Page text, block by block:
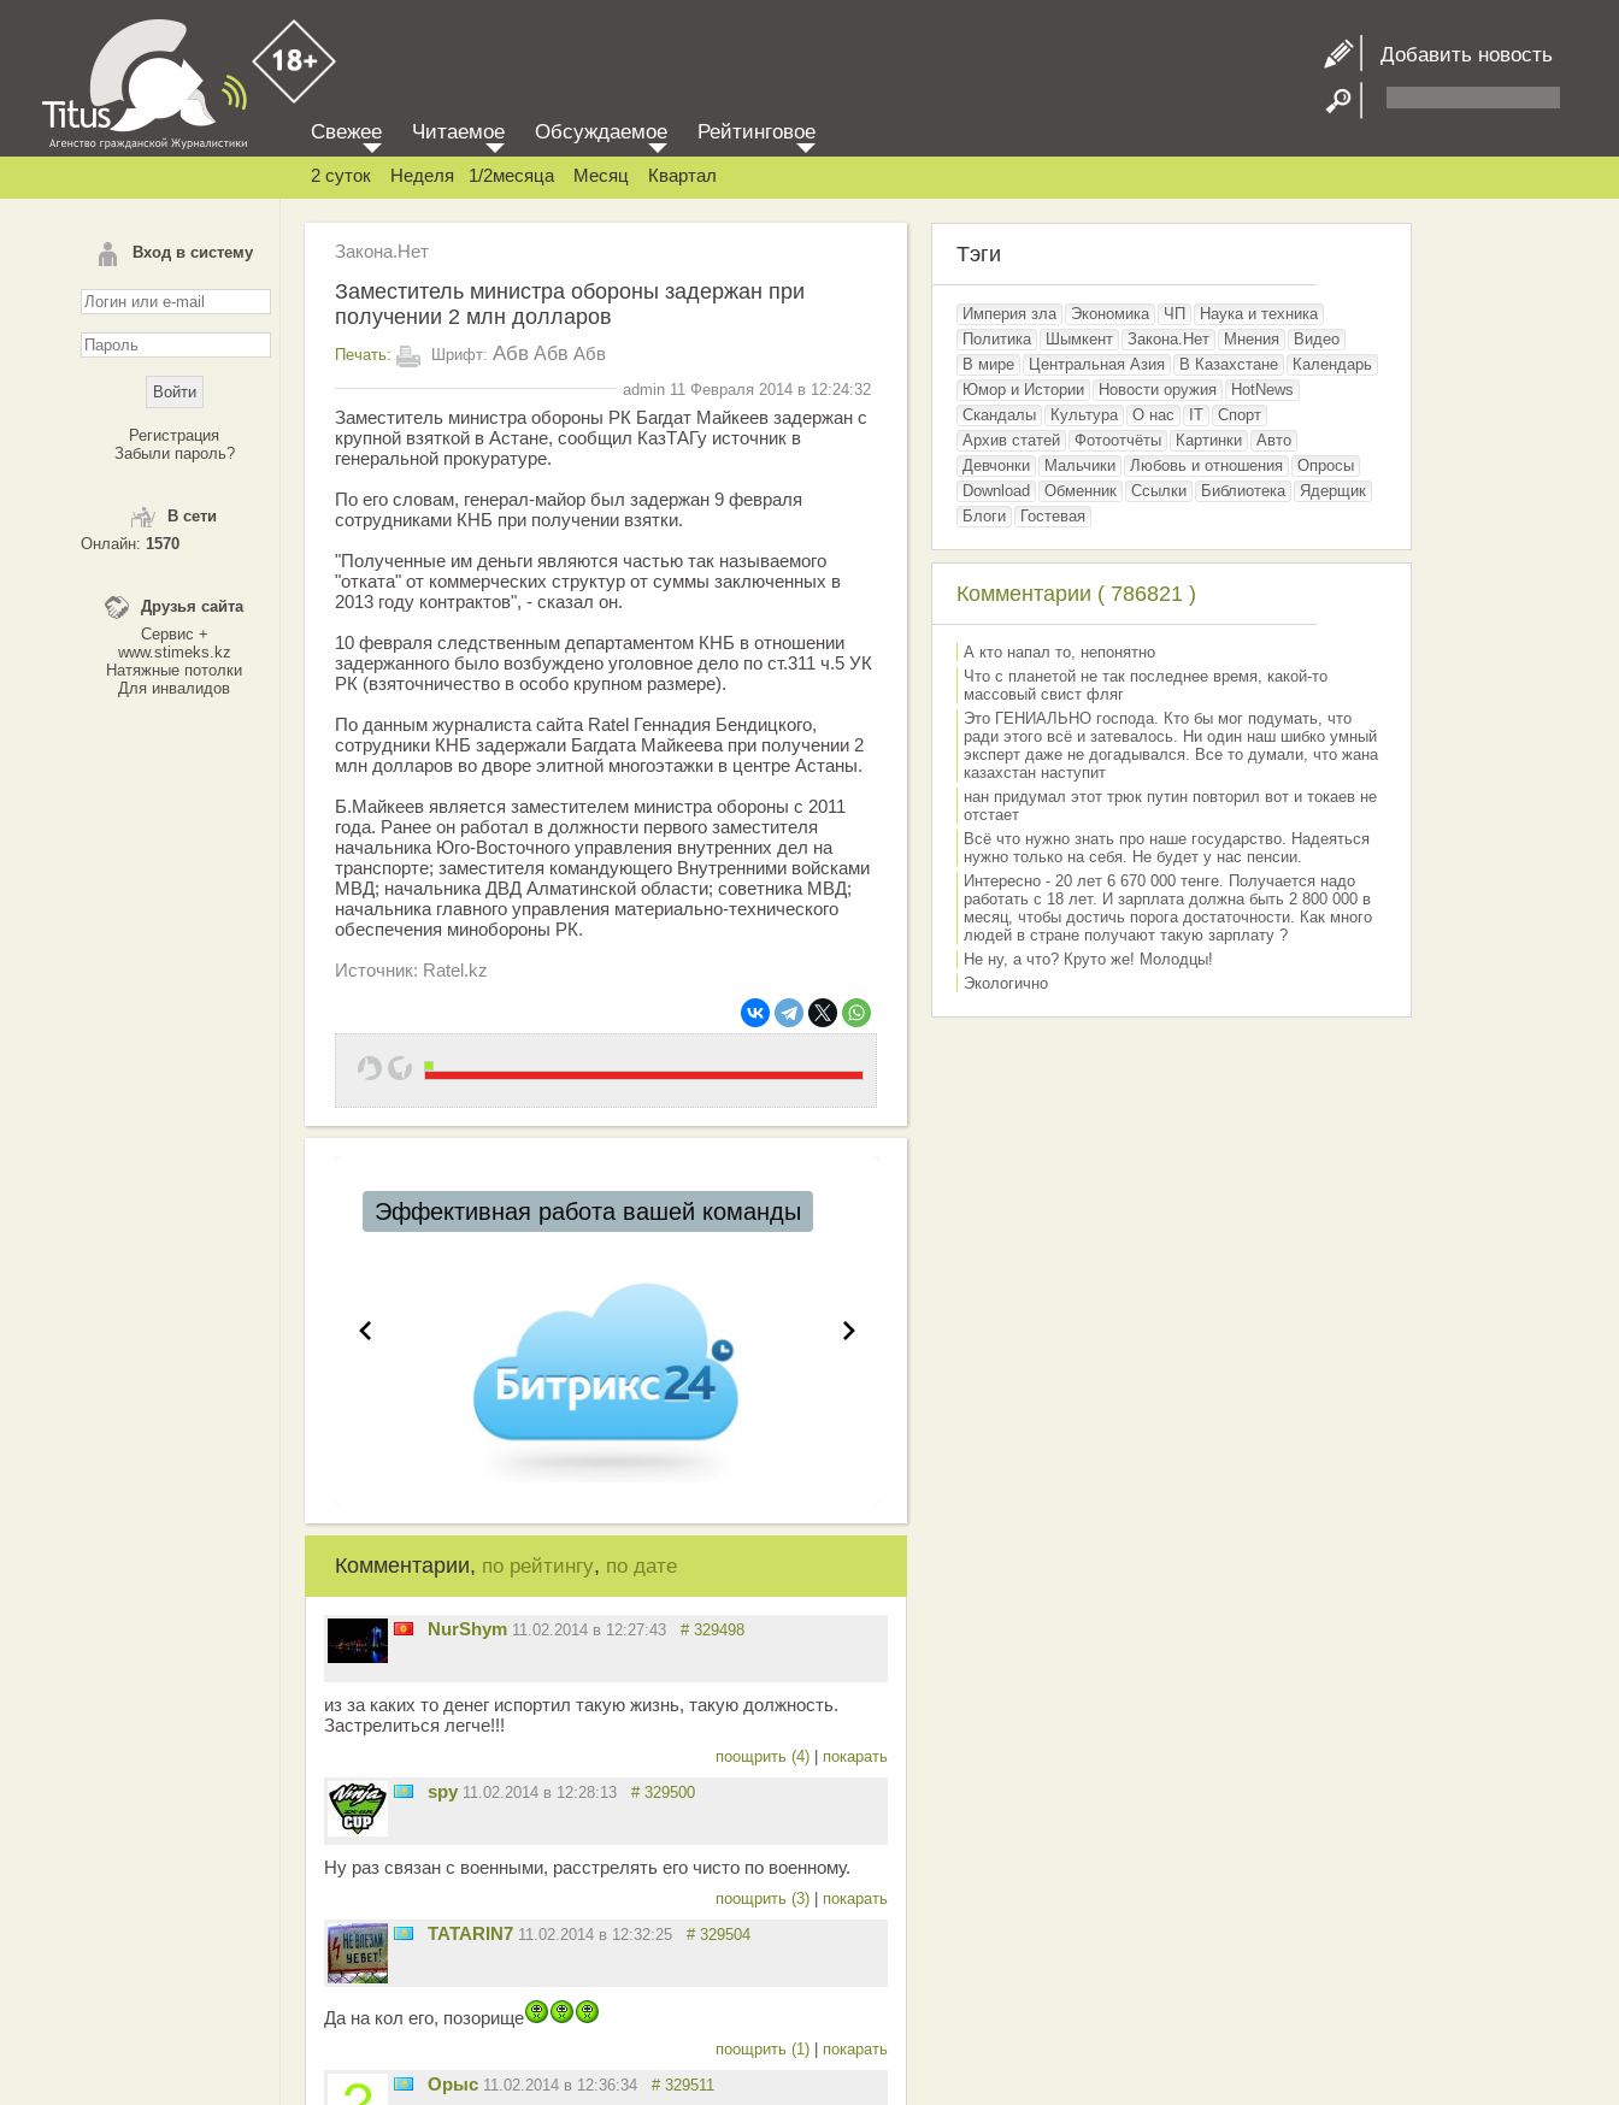
Добавить новость
Вход в систему
Регистрация
Забыли пароль?
В сети
Онлайн: 1570
Друзья сайта
Сервис +
www.stimeks.kz
Натяжные потолки
Для инвалидов
Свежее Читаемое Обсуждаемое Рейтинговое
2 суток Неделя 1/2месяца Месяц Квартал
Закона.Нет
Заместитель министра обороны задержан при
получении 2 млн долларов
Печать: Шрифт: Абв Абв Абв
admin 11 Февраля 2014 в 12:24:32
Заместитель министра обороны РК Багдат Майкеев задержан с
крупной взяткой в Астане, сообщил КазТАГу источник в
генеральной прокуратуре.
По его словам, генерал-майор был задержан 9 февраля
сотрудниками КНБ при получении взятки.
"Полученные им деньги являются частью так называемого
"отката" от коммерческих структур от суммы заключенных в
2013 году контрактов", - сказал он.
10 февраля следственным департаментом КНБ в отношении
задержанного было возбуждено уголовное дело по ст.311 ч.5 УК
РК (взяточничество в особо крупном размере).
По данным журналиста сайта Ratel Геннадия Бендицкого,
сотрудники КНБ задержали Багдата Майкеева при получении 2
млн долларов во дворе элитной многоэтажки в центре Астаны.
Б.Майкеев является заместителем министра обороны с 2011
года. Ранее он работал в должности первого заместителя
начальника Юго-Восточного управления внутренних дел на
транспорте; заместителя командующего Внутренними войсками
МВД; начальника ДВД Алматинской области; советника МВД;
начальника главного управления материально-технического
обеспечения минобороны РК.
Источник: Ratel.kz
Эффективная работа вашей команды
Комментарии, по рейтингу, по дате
NurShym 11.02.2014 в 12:27:43 # 329498
из за каких то денег испортил такую жизнь, такую должность.
Застрелиться легче!!!
поощрить (4) покарать
spy 11.02.2014 в 12:28:13 # 329500
Ну раз связан с военными, расстрелять его чисто по военному.
поощрить (3) покарать
TATARIN7 11.02.2014 в 12:32:25 # 329504
Да на кол его, позорище
поощрить (1) покарать
Орыс 11.02.2014 в 12:36:34 # 329511
Тэги
Империя зла Экономика ЧП
Наука и техника
Политика
Шымкент Закона.Нет Мнения
Видео
В мире
Центральная Азия В Казахстане
Календарь
Юмор и Истории
Новости оружия
HotNews
Скандалы
Культура О нас IT
Спорт
Архив статей
Фотоотчёты Картинки
Авто
Девчонки
Мальчики Любовь и отношения
Опросы
Download
Обменник Ссылки Библиотека
Ядерщик
Блоги
Гостевая
Комментарии ( 786821 )
А кто напал то, непонятно
Что с планетой не так последнее время, какой-то
массовый свист фляг
Это ГЕНИАЛЬНО господа. Кто бы мог подумать, что
ради этого всё и затевалось. Ни один наш шибко умный
эксперт даже не догадывался. Все то думали, что жана
казахстан наступит
нан придумал этот трюк путин повторил вот и токаев не
отстает
Всё что нужно знать про наше государство. Надеяться
нужно только на себя. Не будет у нас пенсии.
Интересно - 20 лет 6 670 000 тенге. Получается надо
работать с 18 лет. И зарплата должна быть 2 800 000 в
месяц, чтобы достичь порога достаточности. Как много
людей в стране получают такую зарплату ?
Не ну, а что? Круто же! Молодцы!
Экологично